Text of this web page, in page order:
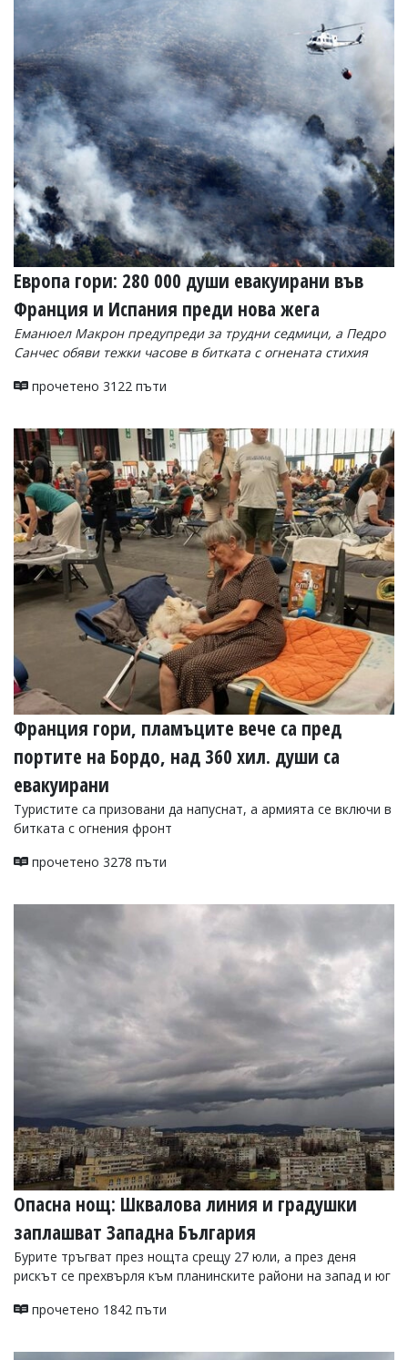
Европа гори: 280 000 души евакуирани във
Франция и Испания преди нова жега
Еманюел Макрон предупреди за трудни седмици, а Педро
Санчес обяви тежки часове в битката с огнената стихия
прочетено 3122 пъти
Франция гори, пламъците вече са пред
портите на Бордо, над 360 хил. души са
евакуирани
Туристите са призовани да напуснат, а армията се включи в
битката с огнения фронт
прочетено 3278 пъти
Опасна нощ: Шквалова линия и градушки
заплашват Западна България
Бурите тръгват през нощта срещу 27 юли, а през деня
рискът се прехвърля към планинските райони на запад и юг
прочетено 1842 пъти